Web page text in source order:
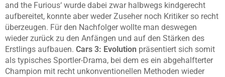
and the Furious‘ wurde dabei zwar halbwegs kindgerecht
aufbereitet, konnte aber weder Zuseher noch Kritiker so recht
überzeugen. Für den Nachfolger wollte man deswegen
wieder zurück zu den Anfängen und auf den Stärken des
Erstlings aufbauen. Cars 3: Evolution präsentiert sich somit
als typisches Sportler-Drama, bei dem es ein abgehalfterter
Champion mit recht unkonventionellen Methoden wieder